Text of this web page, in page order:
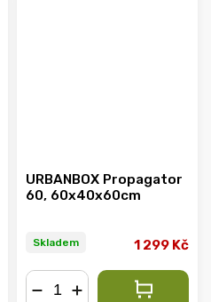
URBANBOX Propagator
60, 60x40x60cm
Skladem 1 299 Kč